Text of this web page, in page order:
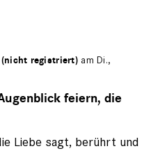
(nicht registriert) am Di.,
feiern, die
Liebe sagt, berührt und